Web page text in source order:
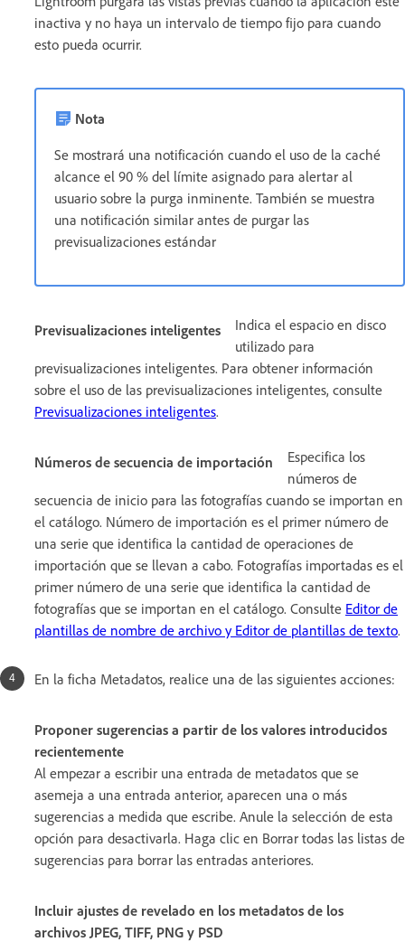
inactiva y no haya un intervalo de tiempo fijo para cuando
esto pueda ocurrir.
Nota
Se mostrará una notificación cuando el uso de la caché
alcance el 90 % del límite asignado para alertar al
usuario sobre la purga inminente. También se muestra
una notificación similar antes de purgar las
previsualizaciones estándar
Previsualizaciones inteligentes
Indica el espacio en disco
utilizado para
previsualizaciones inteligentes. Para obtener información
sobre el uso de las previsualizaciones inteligentes, consulte
Previsualizaciones inteligentes.
Números de secuencia de importación
Especifica los
números de
secuencia de inicio para las fotografías cuando se importan en
el catálogo. Número de importación es el primer número de
una serie que identifica la cantidad de operaciones de
importación que se llevan a cabo. Fotografías importadas es el
primer número de una serie que identifica la cantidad de
fotografías que se importan en el catálogo. Consulte Editor de
plantillas de nombre de archivo y Editor de plantillas de texto.
En la ficha Metadatos, realice una de las siguientes acciones:
Proponer sugerencias a partir de los valores introducidos
recientemente
Al empezar a escribir una entrada de metadatos que se
asemeja a una entrada anterior, aparecen una o más
sugerencias a medida que escribe. Anule la selección de esta
opción para desactivarla. Haga clic en Borrar todas las listas de
sugerencias para borrar las entradas anteriores.
Incluir ajustes de revelado en los metadatos de los
archivos JPEG, TIFF, PNG y PSD